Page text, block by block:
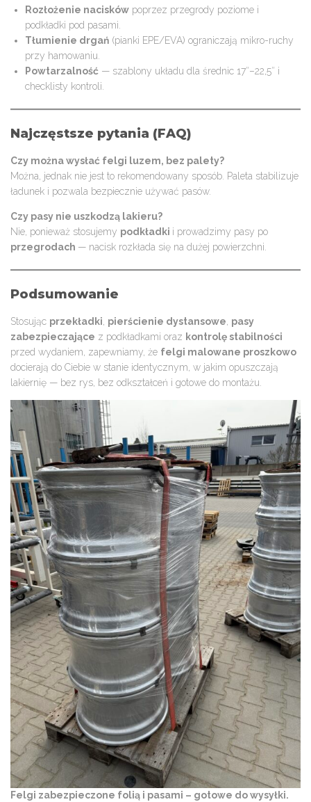
Rozłożenie nacisków poprzez przegrody poziome i
podkładki pod pasami.
Tłumienie drgań (pianki EPE/EVA) ograniczają mikro-ruchy
przy hamowaniu.
Powtarzalność — szablony układu dla średnic 17″–22,5″ i
checklisty kontroli.
Najczęstsze pytania (FAQ)
Czy można wysłać felgi luzem, bez palety?
Można, jednak nie jest to rekomendowany sposób. Paleta stabilizuje
ładunek i pozwala bezpiecznie używać pasów.
Czy pasy nie uszkodzą lakieru?
Nie, ponieważ stosujemy podkładki i prowadzimy pasy po
przegrodach — nacisk rozkłada się na dużej powierzchni.
Podsumowanie
Stosując przekładki, pierścienie dystansowe, pasy
zabezpieczające z podkładkami oraz kontrolę stabilności
przed wydaniem, zapewniamy, że felgi malowane proszkowo
docierają do Ciebie w stanie identycznym, w jakim opuszczają
lakiernię — bez rys, bez odkształceń i gotowe do montażu.
Felgi zabezpieczone folią i pasami – gotowe do wysyłki.